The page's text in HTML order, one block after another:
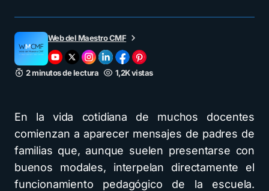
Web del Maestro CMF
2 minutos de lectura 1,2K vistas
En la vida cotidiana de muchos docentes
comienzan a aparecer mensajes de padres de
familias que, aunque suelen presentarse con
buenos modales, interpelan directamente el
funcionamiento pedagógico de la escuela.